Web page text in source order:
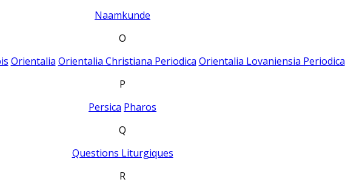
Naamkunde
O
Orientalia Orientalia Christiana Periodica Orientalia Lovaniensia Periodica
P
Persica Pharos
Q
Questions Liturgiques
R